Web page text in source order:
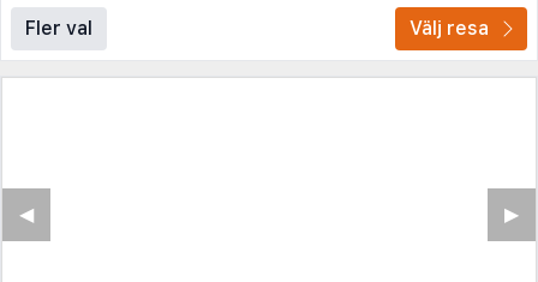
Fler val Välj resa
▶︎
◀︎